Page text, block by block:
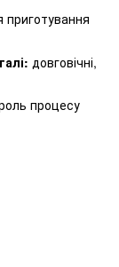
приготування
довговічні,
процесу